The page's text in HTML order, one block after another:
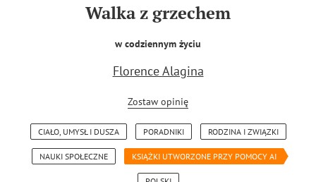
Walka z grzechem
w codziennym życiu
Florence Alagina
Zostaw opinię
CIAŁO, UMYSŁ I DUSZA PORADNIKI RODZINA I ZWIĄZKI
NAUKI SPOŁECZNE KSIĄŻKI UTWORZONE PRZY POMOCY AI